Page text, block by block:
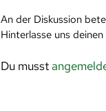
An der Diskussion
Hinterlasse uns
Du musst